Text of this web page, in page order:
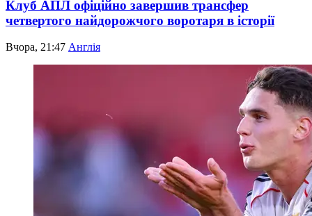
Клуб АПЛ офіційно завершив трансфер
четвертого найдорожчого воротаря в історії
Вчора, 21:47 Англія